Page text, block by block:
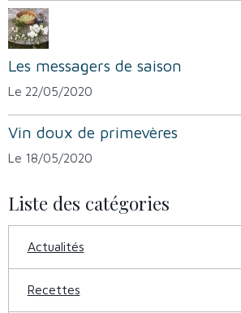
Les messagers de saison
Le 22/05/2020
Vin doux de primevères
Le 18/05/2020
Liste des catégories
Actualités
Recettes